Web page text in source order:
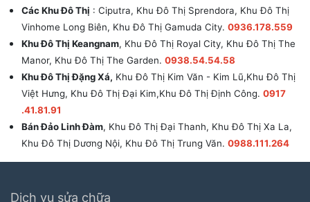
Các Khu Đô Thị : Ciputra, Khu Đô Thị Sprendora, Khu Đô Thị
Vinhome Long Biên, Khu Đô Thị Gamuda City. 0936.178.559
Khu Đô Thị Keangnam, Khu Đô Thị Royal City, Khu Đô Thị The
Manor, Khu Đô Thị The Garden. 0938.54.54.58
Khu Đô Thị Đặng Xá, Khu Đô Thị Kim Văn - Kim Lũ,Khu Đô Thị
Việt Hưng, Khu Đô Thị Đại Kim,Khu Đô Thị Định Công. 0917
.41.81.91
Bán Đảo Linh Đàm, Khu Đô Thị Đại Thanh, Khu Đô Thị Xa La,
Khu Đô Thị Dương Nội, Khu Đô Thị Trung Văn. 0988.111.264
Dịch vụ sửa chữa